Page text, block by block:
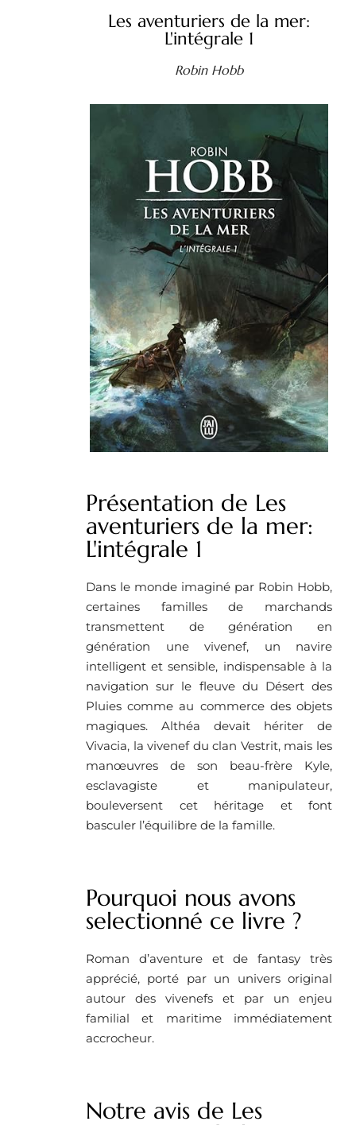
Les aventuriers de la mer:
L'intégrale 1
Robin Hobb
Présentation de Les
aventuriers de la mer:
L'intégrale 1
Dans le monde imaginé par Robin Hobb,
certaines familles de marchands
transmettent de génération en
génération une vivenef, un navire
intelligent et sensible, indispensable à la
navigation sur le fleuve du Désert des
Pluies comme au commerce des objets
magiques. Althéa devait hériter de
Vivacia, la vivenef du clan Vestrit, mais les
manœuvres de son beau-frère Kyle,
esclavagiste et manipulateur,
bouleversent cet héritage et font
basculer l’équilibre de la famille.
Pourquoi nous avons
selectionné ce livre ? ​
Roman d’aventure et de fantasy très
apprécié, porté par un univers original
autour des vivenefs et par un enjeu
familial et maritime immédiatement
accrocheur.
Notre avis de Les